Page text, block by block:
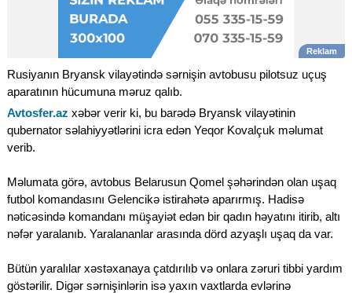
Rusiyanın Bryansk vilayətində sərnişin avtobusu pilotsuz uçuş
aparatının hücumuna məruz qalıb.
Avtosfer.az xəbər verir ki, bu barədə Bryansk vilayətinin
qubernator səlahiyyətlərini icra edən Yeqor Kovalçuk məlumat
verib.
Məlumata görə, avtobus Belarusun Qomel şəhərindən olan uşaq
futbol komandasını Gelencikə istirahətə aparırmış. Hadisə
nəticəsində komandanı müşayiət edən bir qadın həyatını itirib, altı
nəfər yaralanıb. Yaralananlar arasında dörd azyaşlı uşaq da var.
Bütün yaralılar xəstəxanaya çatdırılıb və onlara zəruri tibbi yardım
göstərilir. Digər sərnişinlərin isə yaxın vaxtlarda evlərinə